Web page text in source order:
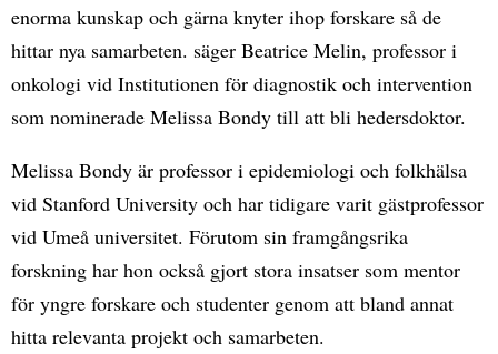
enorma kunskap och gärna knyter ihop forskare så de
hittar nya samarbeten. säger Beatrice Melin, professor i
onkologi vid Institutionen för diagnostik och intervention
som nominerade Melissa Bondy till att bli hedersdoktor.
Melissa Bondy är professor i epidemiologi och folkhälsa
vid Stanford University och har tidigare varit gästprofessor
vid Umeå universitet. Förutom sin framgångsrika
forskning har hon också gjort stora insatser som mentor
för yngre forskare och studenter genom att bland annat
hitta relevanta projekt och samarbeten.